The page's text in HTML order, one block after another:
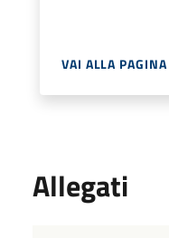
VAI ALLA PAGINA
Allegati